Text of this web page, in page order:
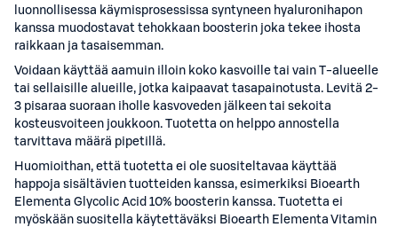
luonnollisessa käymisprosessissa syntyneen hyaluronihapon
kanssa muodostavat tehokkaan boosterin joka tekee ihosta
raikkaan ja tasaisemman.
Voidaan käyttää aamuin illoin koko kasvoille tai vain T-alueelle
tai sellaisille alueille, jotka kaipaavat tasapainotusta. Levitä 2-
3 pisaraa suoraan iholle kasvoveden jälkeen tai sekoita
kosteusvoiteen joukkoon. Tuotetta on helppo annostella
tarvittava määrä pipetillä.
Huomioithan, että tuotetta ei ole suositeltavaa käyttää
happoja sisältävien tuotteiden kanssa, esimerkiksi Bioearth
Elementa Glycolic Acid 10% boosterin kanssa. Tuotetta ei
myöskään suositella käytettäväksi Bioearth Elementa Vitamin